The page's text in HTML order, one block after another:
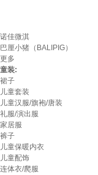
诺佳微淇
巴厘小猪（BALIPIG）
更多
童装:
裙子
儿童套装
儿童汉服/旗袍/唐装
礼服/演出服
家居服
裤子
儿童保暖内衣
儿童配饰
连体衣/爬服